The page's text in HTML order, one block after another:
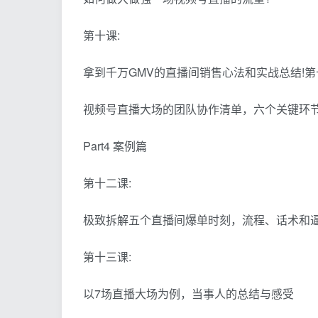
第十课:
拿到千万GMV的直播间销售心法和实战总结!
视频号直播大场的团队协作清单，六个关键环
Part4 案例篇
第十二课:
极致拆解五个直播间爆单时刻，流程、话术和
第十三课:
以7场直播大场为例，当事人的总结与感受